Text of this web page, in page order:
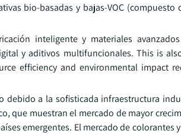
bio-basadas y bajas-VOC
inteligente y materiales
y aditivos multifuncionales. This is
efficiency and environmental impact
a la sofisticada infraestructura
que muestran el mercado de mayor
emergentes. El mercado de colorantes